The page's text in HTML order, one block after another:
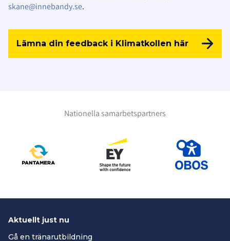
skane@innebandy.se.
Lämna din feedback i Klimatkollen här
Nationella samarbetspartners
Aktuellt just nu
Gå en tränarutbildning